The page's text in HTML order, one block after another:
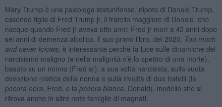
Mary Trump è una psicologa statunitense, nipote di Donald Trump,
essendo figlia di Fred Trump jr, il fratello maggiore di Donald, che
nacque quando Fred jr aveva otto anni; Fred jr morì a 42 anni dopo
sei anni di demenza alcolica. Il suo primo libro, del 2020, Too much
and never knows, è interessante perché fa luce sulle dinamiche del
narcisismo maligno (e nella malignità c’è lo spettro di una morte),
basato su un nonno (Fred sr), a sua volta narcisista, sulla vuota
devozione mistica della nonna e sulla rivalità di due fratelli (la
pecora nera , Fred, e la pecora bianca , Donald), modello she si
ritrova anche in altre note famiglie di magnati.